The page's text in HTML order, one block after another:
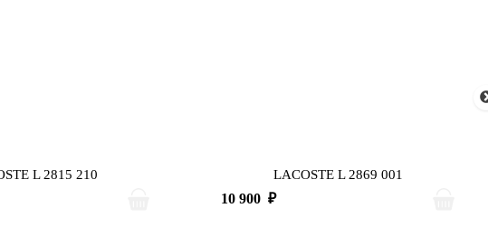
L 2815 210 LACOSTE L 2869 001
10 900 ₽